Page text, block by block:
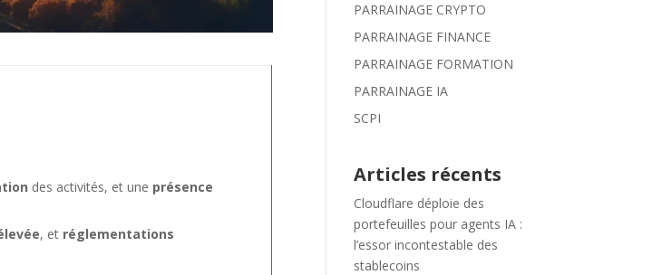
des activités, et une présence
, et réglementations
PARRAINAGE CRYPTO
PARRAINAGE FINANCE
PARRAINAGE FORMATION
PARRAINAGE IA
SCPI
Articles récents
Cloudflare déploie des
portefeuilles pour agents IA :
l’essor incontestable des
stablecoins